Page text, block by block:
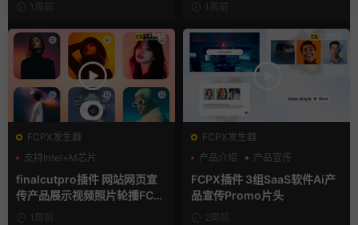
1周前 1周前
FCPX发生器
支持Intel+M芯片
finalcutpro插件 网站网页宣
传产品展示视频照片轮播FCP
X插件1周前
FCPX发生器
产品介绍
产品宣传
产品展示
FCPX插件 3组SaaS软件Ai产
品宣传Promo片头
2周前